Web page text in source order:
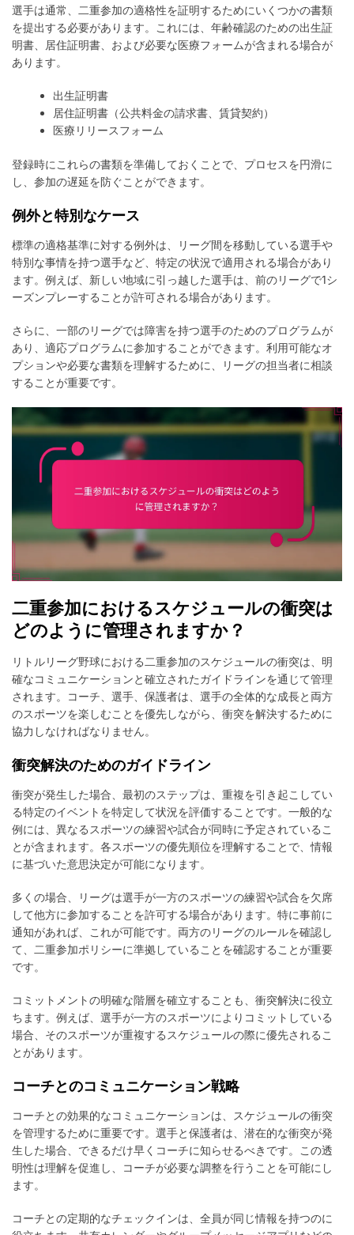
選手は通常、二重参加の適格性を証明するためにいくつかの書類
を提出する必要があります。これには、年齢確認のための出生証
明書、居住証明書、および必要な医療フォームが含まれる場合が
あります。
出生証明書
居住証明書（公共料金の請求書、賃貸契約）
医療リリースフォーム
登録時にこれらの書類を準備しておくことで、プロセスを円滑に
し、参加の遅延を防ぐことができます。
例外と特別なケース
標準の適格基準に対する例外は、リーグ間を移動している選手や
特別な事情を持つ選手など、特定の状況で適用される場合があり
ます。例えば、新しい地域に引っ越した選手は、前のリーグで1シ
ーズンプレーすることが許可される場合があります。
さらに、一部のリーグでは障害を持つ選手のためのプログラムが
あり、適応プログラムに参加することができます。利用可能なオ
プションや必要な書類を理解するために、リーグの担当者に相談
することが重要です。
二重参加におけるスケジュールの衝突は
どのように管理されますか？
リトルリーグ野球における二重参加のスケジュールの衝突は、明
確なコミュニケーションと確立されたガイドラインを通じて管理
されます。コーチ、選手、保護者は、選手の全体的な成長と両方
のスポーツを楽しむことを優先しながら、衝突を解決するために
協力しなければなりません。
衝突解決のためのガイドライン
衝突が発生した場合、最初のステップは、重複を引き起こしてい
る特定のイベントを特定して状況を評価することです。一般的な
例には、異なるスポーツの練習や試合が同時に予定されているこ
とが含まれます。各スポーツの優先順位を理解することで、情報
に基づいた意思決定が可能になります。
多くの場合、リーグは選手が一方のスポーツの練習や試合を欠席
して他方に参加することを許可する場合があります。特に事前に
通知があれば、これが可能です。両方のリーグのルールを確認し
て、二重参加ポリシーに準拠していることを確認することが重要
です。
コミットメントの明確な階層を確立することも、衝突解決に役立
ちます。例えば、選手が一方のスポーツによりコミットしている
場合、そのスポーツが重複するスケジュールの際に優先されるこ
とがあります。
コーチとのコミュニケーション戦略
コーチとの効果的なコミュニケーションは、スケジュールの衝突
を管理するために重要です。選手と保護者は、潜在的な衝突が発
生した場合、できるだけ早くコーチに知らせるべきです。この透
明性は理解を促進し、コーチが必要な調整を行うことを可能にし
ます。
コーチとの定期的なチェックインは、全員が同じ情報を持つのに